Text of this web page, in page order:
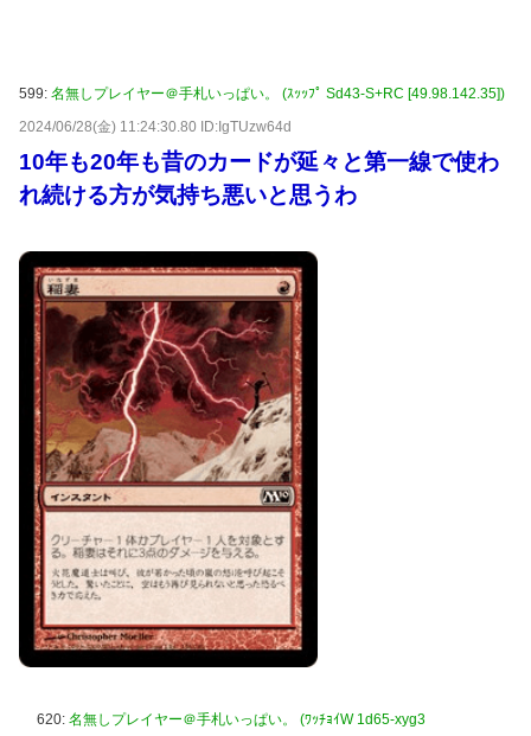
599: 名無しプレイヤー＠手札いっぱい。 (ｽｯｯﾌﾟ Sd43-S+RC [49.98.142.35])
2024/06/28(金) 11:24:30.80 ID:IgTUzw64d
10年も20年も昔のカードが延々と第一線で使わ
れ続ける方が気持ち悪いと思うわ
620: 名無しプレイヤー＠手札いっぱい。 (ﾜｯﾁｮｲW 1d65-xyg3